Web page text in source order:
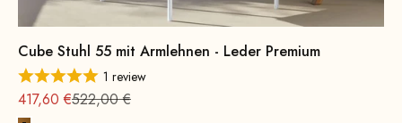
Cube Stuhl 55 mit Armlehnen - Leder Premium
1 review
Angebot
417,60 €Regulärer Preis
522,00 €